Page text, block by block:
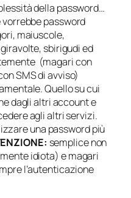
della password…
password
maiuscole,
sbirigudi ed
(magari con
SMS di avviso)
Quello su cui
dagli altri account e
agli altri servizi.
una password più
semplice non
idiota) e magari
l’autenticazione